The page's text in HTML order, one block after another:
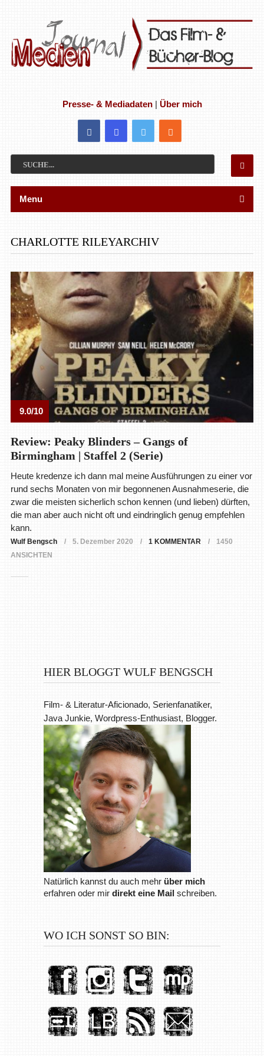
Presse- & Mediadaten| Über mich
Menu
CHARLOTTE RILEYARCHIV
9.0/10
Review: Peaky Blinders – Gangs of
Birmingham | Staffel 2 (Serie)
Heute kredenze ich dann mal meine Ausführungen zu einer vor
rund sechs Monaten von mir begonnenen Ausnahmeserie, die
zwar die meisten sicherlich schon kennen (und lieben) dürften,
die man aber auch nicht oft und eindringlich genug empfehlen
kann.
Wulf Bengsch 5. Dezember 2020 1 KOMMENTAR
1450
ANSICHTEN
HIER BLOGGT WULF BENGSCH
Film- & Literatur-Aficionado, Serienfanatiker,
Java Junkie, Wordpress-Enthusiast, Blogger.
Natürlich kannst du auch mehr über mich
erfahren oder mir direkt eine Mail schreiben.
WO ICH SONST SO BIN: